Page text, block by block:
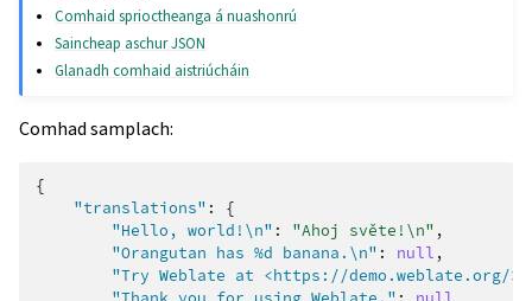
Comhaid sprioctheanga á nuashonrú
Saincheap aschur JSON
Glanadh comhaid aistriúcháin
Comhad samplach:
{
"translations" :
{
"Hello, world!\n" : "Ahoj světe!\n" ,
"Orangutan has %d banana.\n" : null ,
"Try Weblate at <https://demo.weblate.org/